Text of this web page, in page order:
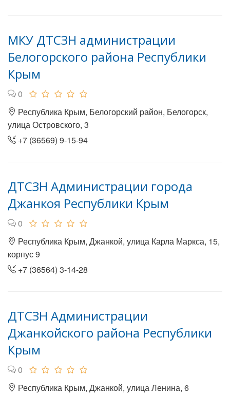
МКУ ДТСЗН администрации
Белогорского района Республики
Крым
0
Республика Крым, Белогорский район, Белогорск,
улица Островского, 3
+7 (36569) 9-15-94
ДТСЗН Администрации города
Джанкоя Республики Крым
0
Республика Крым, Джанкой, улица Карла Маркса, 15,
корпус 9
+7 (36564) 3-14-28
ДТСЗН Администрации
Джанкойского района Республики
Крым
0
Республика Крым, Джанкой, улица Ленина, 6